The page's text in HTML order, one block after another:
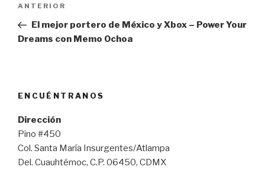
entradas
Entrada
anterior:
ANTERIOR
El mejor portero de México y Xbox – Power Your
Dreams con Memo Ochoa
ENCUÉNTRANOS
Dirección
Pino #450
Col. Santa María Insurgentes/Atlampa
Del. Cuauhtémoc, C.P. 06450, CDMX